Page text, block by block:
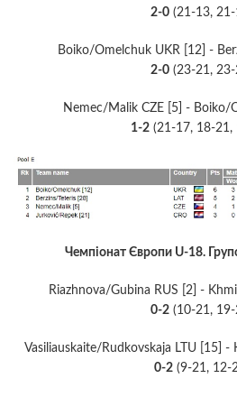
2-0 (21-13, 21-
Boiko/Omelchuk UKR [12] -
2-0 (23-21, 23-
Nemec/Malik CZE [5] - Boiko/
1-2 (21-17, 18-21,
Чемпіонат Європи U-18.
Riazhnova/Gubina RUS [2] -
0-2 (10-21, 19-
Vasiliauskaite/Rudkovskaja LTU [15] -
0-2 (9-21, 12-